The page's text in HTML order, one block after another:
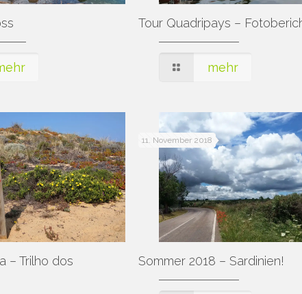
Tour Quadripays –
mehr
– Trilho dos
11. November 2018
Sommer 2018 – Sardinien!